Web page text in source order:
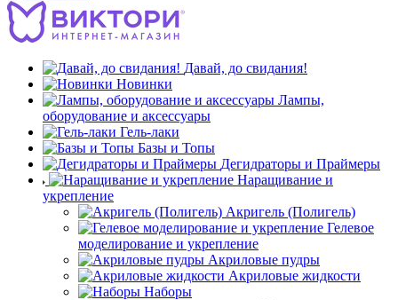
Давай, до свидания!
Новинки
Лампы,
оборудование и аксессуары
Гель-лаки
Базы и Топы
Дегидраторы и Праймеры
Наращивание и
укрепление
Акригель (Полигель)
Гелевое
моделирование и укрепление
Акриловые пудры
Акриловые жидкости
Наборы